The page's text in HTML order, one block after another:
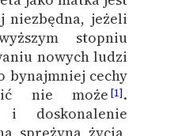
niezbędna, jeżeli
stopniu
nowych ludzi
bynajmniej cechy
nie może [1].
i doskonalenie